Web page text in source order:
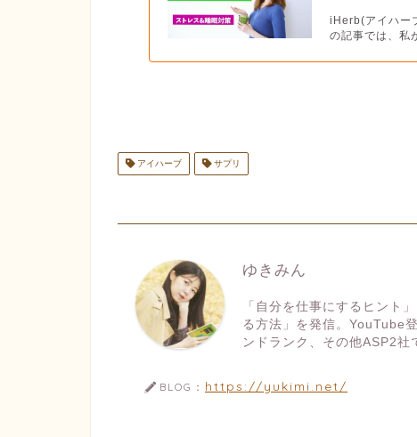
iHerb(アイハー
の記事では、私
アイハーブ サプリ
ゆきみん
「自分を仕事にするヒント
る方法」を発信。YouTube
ンドランク、その他ASP2社
BLOG： https://yukimi.net/